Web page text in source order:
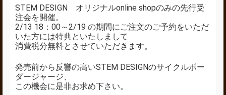
STEM DESIGN オリジナルonline shopのみの先行受
注会を開催。
2/13 18：00～2/19 の期間にご注文のご予約をいただ
いた方には特典といたしまして
消費税分無料とさせていただきます。
発売前から反響の高いSTEM DESIGNのサイクルボー
ダージャージ、
この機会に是非お求め下さい。